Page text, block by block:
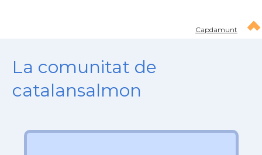
Capdamunt
La comunitat de
catalansalmon